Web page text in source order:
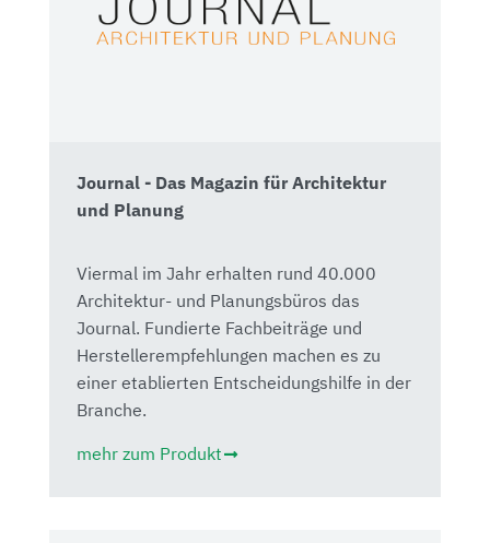
Journal - Das Magazin für Architektur
und Planung
Viermal im Jahr erhalten rund 40.000
Architektur- und Planungsbüros das
Journal. Fundierte Fachbeiträge und
Herstellerempfehlungen machen es zu
einer etablierten Entscheidungshilfe in der
Branche.
mehr zum Produkt